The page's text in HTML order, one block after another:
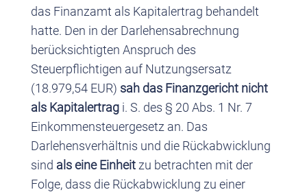
das Finanzamt als Kapitalertrag behandelt
hatte. Den in der Darlehensabrechnung
berücksichtigten Anspruch des
Steuerpflichtigen auf Nutzungsersatz
(18.979,54 EUR) sah das Finanzgericht nicht
als Kapitalertragi. S. des § 20 Abs. 1 Nr. 7
Einkommensteuergesetz an. Das
Darlehensverhältnis und die Rückabwicklung
sind als eine Einheitzu betrachten mit der
Folge, dass die Rückabwicklung zu einer